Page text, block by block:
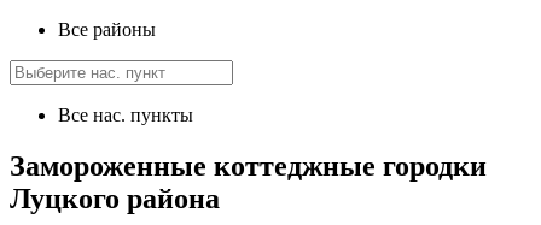
Все районы
Все нас. пункты
Замороженные коттеджные городки
Луцкого района